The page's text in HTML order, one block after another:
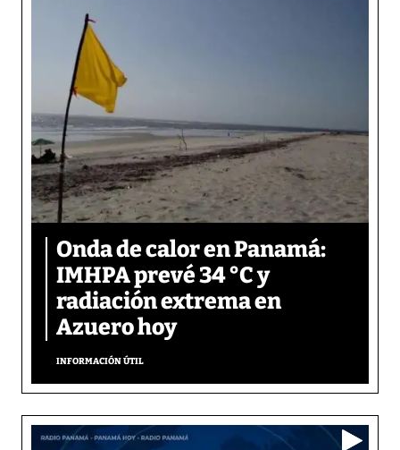
Onda de calor en Panamá:
IMHPA prevé 34 °C y
radiación extrema en
Azuero hoy
INFORMACIÓN ÚTIL